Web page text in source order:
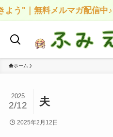
う"｜無料メルマガ配信中♪
ホーム
夫
2025
2/12
2025年2月12日